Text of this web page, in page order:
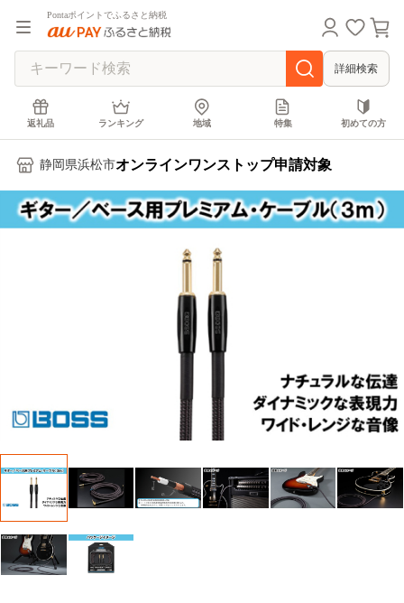
Pontaポイントでふるさと納税
詳細検索
返礼品 ランキング 地域 特集 初めての方
静岡県浜松市オンラインワンストップ申請対象